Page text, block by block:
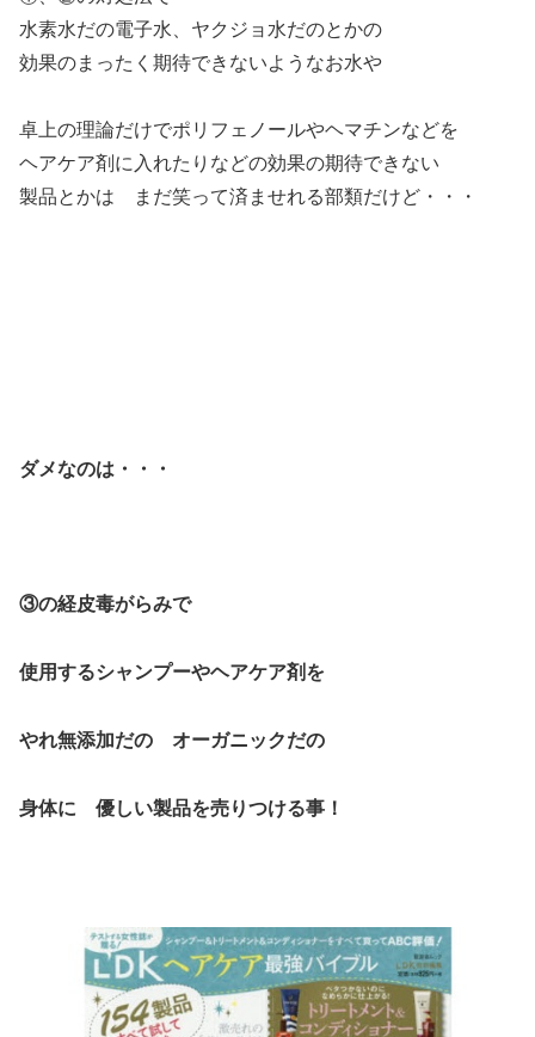
水素水だの電子水、ヤクジョ水だのとかの
効果のまったく期待できないようなお水や
卓上の理論だけでポリフェノールやヘマチンなどを
ヘアケア剤に入れたりなどの効果の期待できない
製品とかは まだ笑って済ませれる部類だけど・・・
ダメなのは・・・
③の経皮毒がらみで
使用するシャンプーやヘアケア剤を
やれ無添加だの オーガニックだの
身体に 優しい製品を売りつける事！